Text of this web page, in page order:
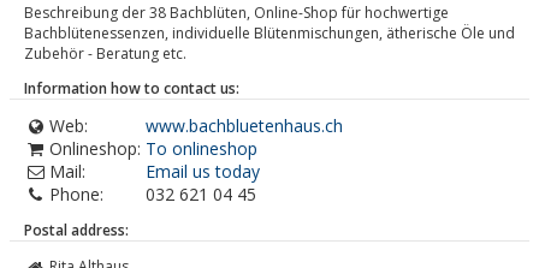
Beschreibung der 38 Bachblüten, Online-Shop für hochwertige
Bachblütenessenzen, individuelle Blütenmischungen, ätherische Öle und
Zubehör - Beratung etc.
Information how to contact us:
Web:
www.bachbluetenhaus.ch
Onlineshop: To onlineshop
Mail:
Email us today
Phone:
032 621 04 45
Postal address: